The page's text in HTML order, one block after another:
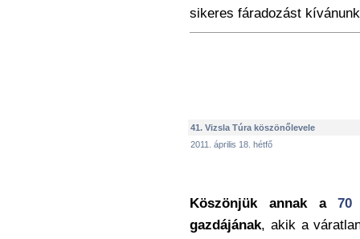
sikeres fáradozást
41. Vizsla Túra köszönőlevele
2011. április 18. hétfő
Köszönjük annak a70
gazdájának, akik a